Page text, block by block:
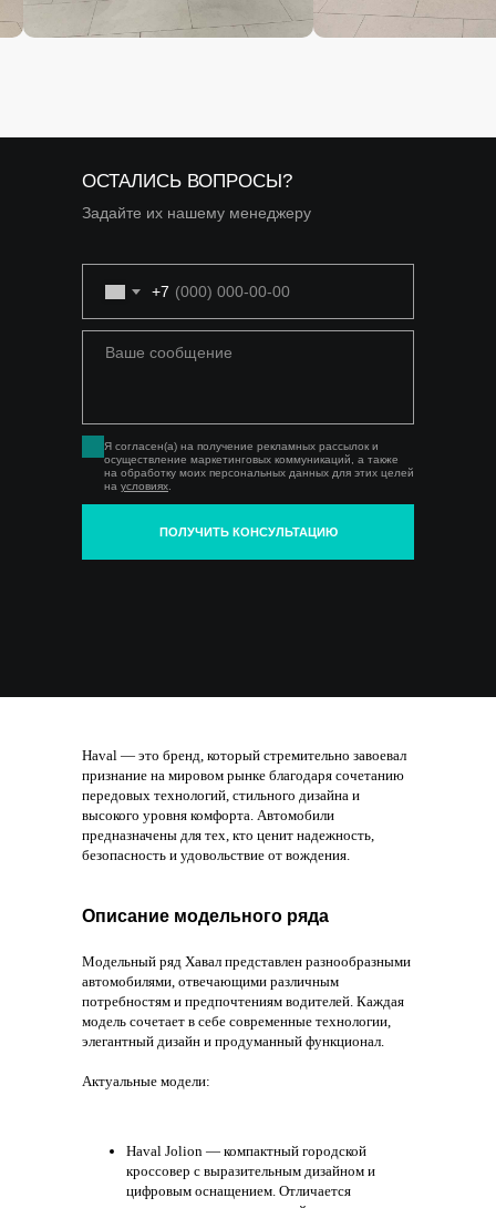
ОСТАЛИСЬ ВОПРОСЫ?
Задайте их нашему менеджеру
+7
Я согласен(а) на получение рекламных рассылок и
осуществление маркетинговых коммуникаций, а также
на обработку моих персональных данных для этих целей
на условиях
ПОЛУЧИТЬ КОНСУЛЬТАЦИЮ
Haval — это бренд, который стремительно завоевал
признание на мировом рынке благодаря сочетанию
передовых технологий, стильного дизайна и
высокого уровня комфорта. Автомобили
предназначены для тех, кто ценит надежность,
безопасность и удовольствие от вождения.​
Описание модельного ряда
Модельный ряд Хавал представлен разнообразными
автомобилями, отвечающими различным
потребностям и предпочтениям водителей. Каждая
модель сочетает в себе современные технологии,
элегантный дизайн и продуманный функционал.
Актуальные модели:
Haval Jolion — компактный городской
кроссовер с выразительным дизайном и
цифровым оснащением. Отличается